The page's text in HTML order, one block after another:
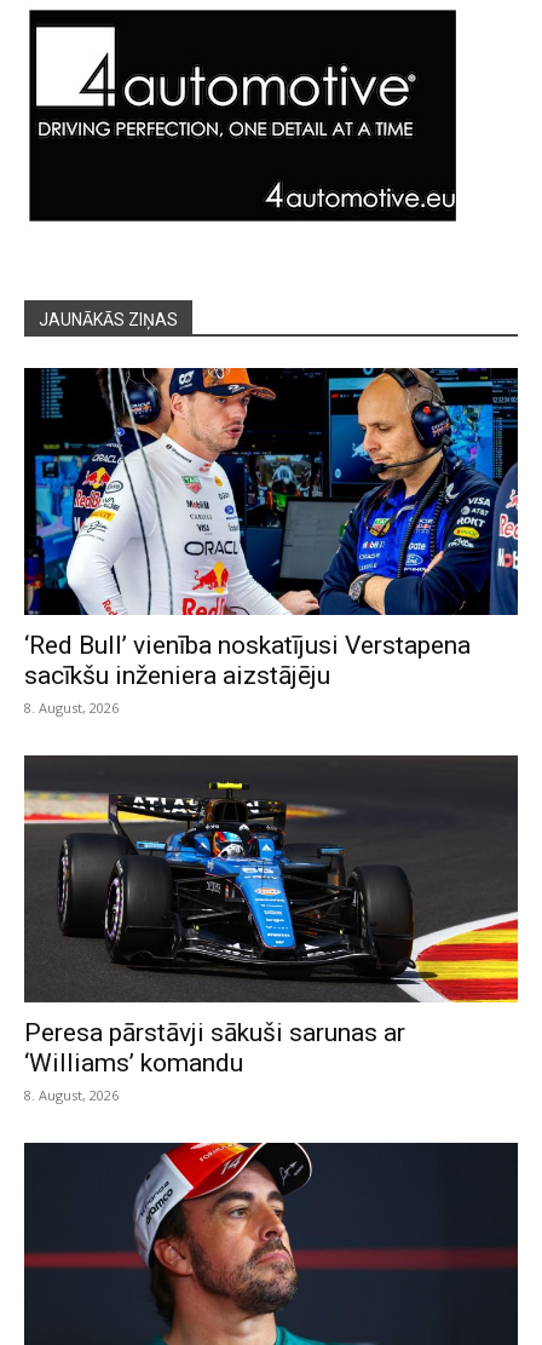
JAUNĀKĀS ZIŅAS
‘Red Bull’ vienība noskatījusi Verstapena
sacīkšu inženiera aizstājēju
8. August, 2026
Peresa pārstāvji sākuši sarunas ar
‘Williams’ komandu
8. August, 2026